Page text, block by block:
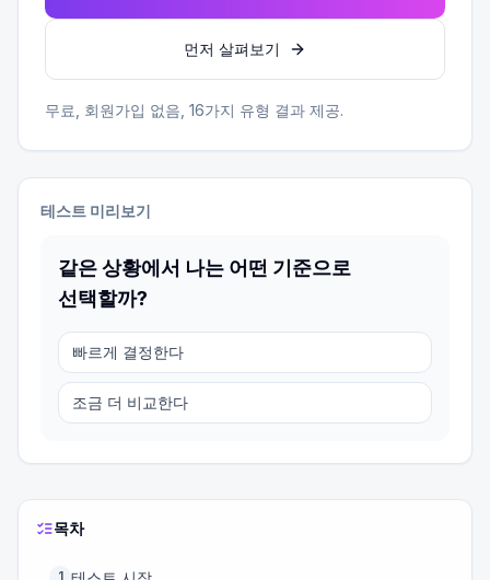
먼저 살펴보기
무료, 회원가입 없음, 16가지 유형 결과 제공.
테스트 미리보기
같은 상황에서 나는 어떤 기준으로
선택할까?
빠르게 결정한다
조금 더 비교한다
목차
1